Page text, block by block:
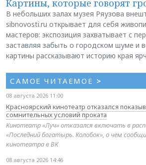
Картины, которые говорят
В небольших залах музея Ряузова
sibnovosti.ru открывает для себя
мастеров: экспозиция захватывает с
заставляя забыть о городском шуме и
картины рассказывают историю края
САМОЕ ЧИТАЕМОЕ >
08 августа 2026 11:00
Красноярский кинотеатр отказался
сомнительных условий проката
Кинотеатр «Луч» отказался включать в
«Последний богатырь. Колобок», о чем
кинотеатра в ВК
08 августа 2026 14:46